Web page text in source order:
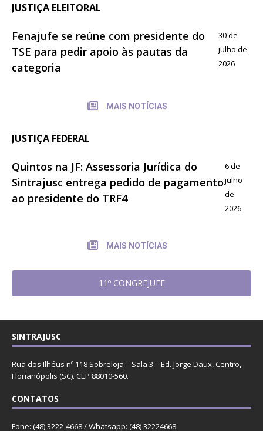
JUSTIÇA ELEITORAL
Fenajufe se reúne com presidente do
TSE para pedir apoio às pautas da
categoria
30 de
julho de
2026
MAIS NOTÍCIAS
JUSTIÇA FEDERAL
Quintos na JF: Assessoria Jurídica do
Sintrajusc entrega pedido de pagamento
ao presidente do TRF4
6 de
julho
de
2026
MAIS NOTÍCIAS
11º CONGREJUFE
SINTRAJUSC
Rua dos Ilhéus nº 118 Sobreloja – Sala 3 – Ed. Jorge Daux, Centro,
Florianópolis (SC). CEP 88010-560.
CONTATOS
Fone: (48) 3222-4668 / Whatsapp: (48) 32224668.